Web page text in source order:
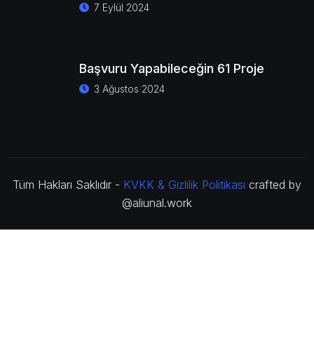
7 Eylül 2024
Başvuru Yapabileceğin 61 Proje
3 Ağustos 2024
Tüm Hakları Saklıdır - KVKK & Gizlilik Politikası crafted by
@aliunal.work